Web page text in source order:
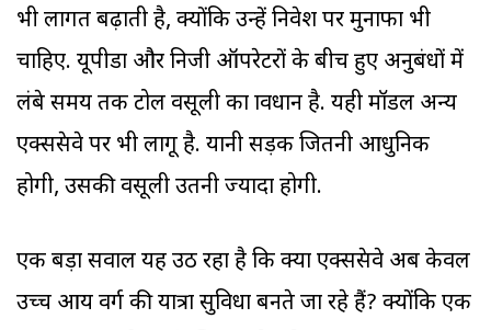
भी लागत बढ़ाती है, क्योंकि उन्हें निवेश पर मुनाफा भी
चाहिए. यूपीडा और निजी ऑपरेटरों के बीच हुए अनुबंधों में
लंबे समय तक टोल वसूली का प्रावधान है. यही मॉडल अन्य
एक्सप्रेसवे पर भी लागू है. यानी सड़क जितनी आधुनिक
होगी, उसकी वसूली उतनी ज्यादा होगी.
एक बड़ा सवाल यह उठ रहा है कि क्या एक्सप्रेसवे अब केवल
उच्च आय वर्ग की यात्रा सुविधा बनते जा रहे हैं? क्योंकि एक